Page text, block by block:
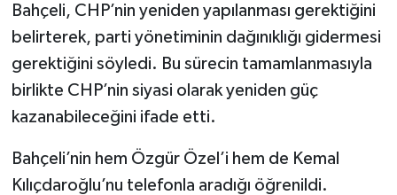
Bahçeli, CHP’nin yeniden yapılanması gerektiğini
belirterek, parti yönetiminin dağınıklığı gidermesi
gerektiğini söyledi. Bu sürecin tamamlanmasıyla
birlikte CHP’nin siyasi olarak yeniden güç
kazanabileceğini ifade etti.
Bahçeli’nin hem Özgür Özel’i hem de Kemal
Kılıçdaroğlu’nu telefonla aradığı öğrenildi.